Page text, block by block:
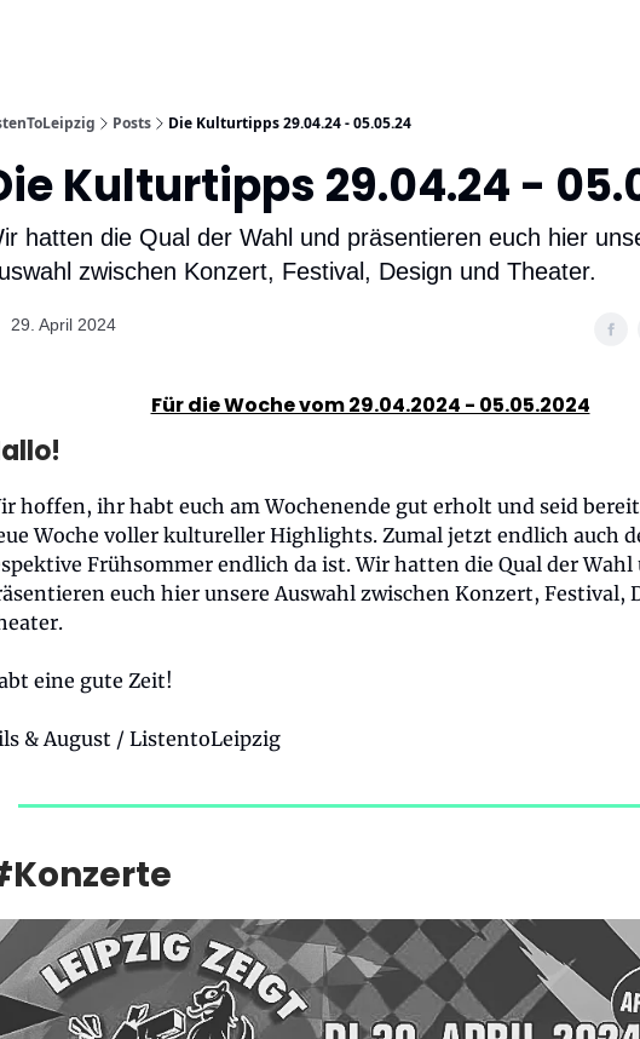
Posts Die Kulturtipps 29.04.24 - 05.05.24
Kulturtipps 29.04.24 -
hatten die Qual der Wahl und präsentieren euch hier
zwischen Konzert, Festival, Design und Theater.
29. April 2024
Für die Woche vom 29.04.2024 - 05.05.2024
hoffen, ihr habt euch am Wochenende gut erholt und seid
Woche voller kultureller Highlights. Zumal jetzt endlich auch
Frühsommer endlich da ist. Wir hatten die Qual der Wahl
euch hier unsere Auswahl zwischen Konzert, Festival,
eine gute Zeit!
& August / ListentoLeipzig